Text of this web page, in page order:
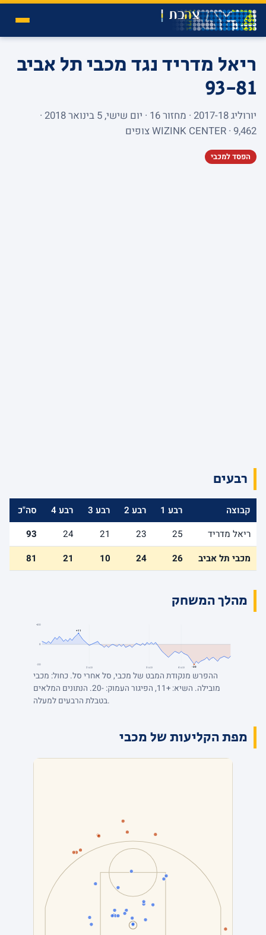
ריאל מדריד נגד מכבי תל אביב
93-81
יורוליג 2017-18 · מחזור 16 · יום שישי, 5 בינואר 2018 ·
WIZINK CENTER · 9,462 צופים
הפסד למכבי
רבעים
קבוצה רבע 1 רבע 2 רבע 3 רבע 4
סה"כ
ריאל מדריד
25
23
21
24
93
מכבי תל אביב
26
24
10
21
81
מהלך המשחק
+20
0
-20
+11
-20 רבע 2 רבע 3 רבע 4
ההפרש מנקודת המבט של מכבי, סל אחרי סל. כחול: מכבי
מובילה. השיא: +11, הפיגור העמוק: -20. הנתונים המלאים
בטבלת הרבעים למעלה.
מפת הקליעות של מכבי